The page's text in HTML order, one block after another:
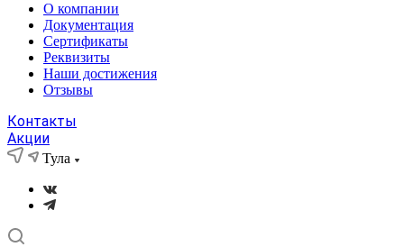
О компании
Документация
Сертификаты
Реквизиты
Наши достижения
Отзывы
Контакты
Акции
Тула